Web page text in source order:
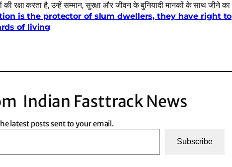
की रक्षा करता है, उन्हें सम्मान, सुरक्षा और जीवन के बुनियादी मानकों के साथ जीने का
is the protector of slum dwellers, they have right to
of living
Indian Fasttrack News
latest posts sent to your email.
Subscribe